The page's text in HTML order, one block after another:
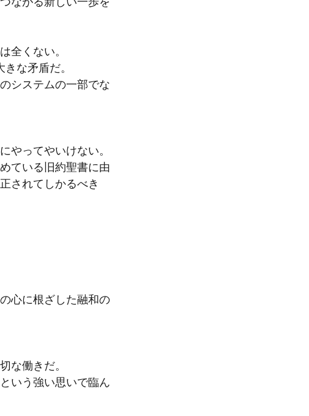
全くない。
な矛盾だ。
システムの一部でな
やってやいけない。
ている旧約聖書に由
されてしかるべき
心に根ざした融和の
な働きだ。
いう強い思いで臨ん